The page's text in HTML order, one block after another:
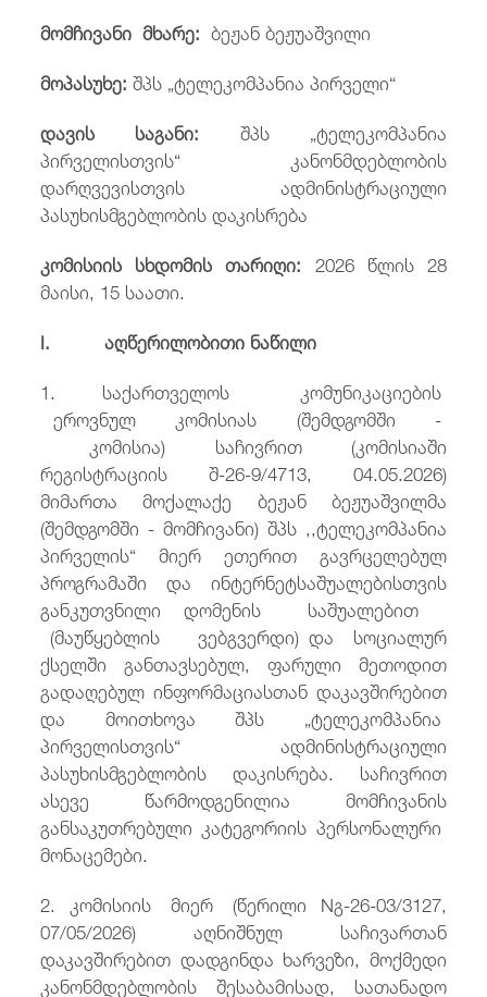
მომჩივანი მხარე:ბეჟან ბეჟუაშვილი
მოპასუხე:შპს „ტელეკომპანია პირველი“
დავის საგანი: შპს „ტელეკომპანია
პირველისთვის“ კანონმდებლობის
დარღვევისთვის ადმინისტრაციული
პასუხისმგებლობის დაკისრება
კომისიის სხდომის თარიღი: 2026 წლის 28
მაისი, 15 საათი.
I. აღწერილობითი ნაწილი
1. საქართველოს კომუნიკაციების
ეროვნულ კომისიას (შემდგომში -
კომისია) საჩივრით (კომისიაში
რეგისტრაციის შ-26-9/4713, 04.05.2026)
მიმართა მოქალაქე ბეჟან ბეჟუაშვილმა
(შემდგომში - მომჩივანი) შპს ,,ტელეკომპანია
პირველის“ მიერ ეთერით გავრცელებულ
პროგრამაში და ინტერნეტსაშუალებისთვის
განკუთვნილი დომენის საშუალებით
(მაუწყებლის ვებგვერდი) და სოციალურ
ქსელში განთავსებულ, ფარული მეთოდით
გადაღებულ ინფორმაციასთან დაკავშირებით
და მოითხოვა შპს „ტელეკომპანია
პირველისთვის“ ადმინისტრაციული
პასუხისმგებლობის დაკისრება. საჩივრით
ასევე წარმოდგენილია მომჩივანის
განსაკუთრებული კატეგორიის პერსონალური
მონაცემები.
2. კომისიის მიერ (წერილი Nგ-26-03/3127,
07/05/2026) აღნიშნულ საჩივართან
დაკავშირებით დადგინდა ხარვეზი, მოქმედი
კანონმდებლობის შესაბამისად, სათანადო